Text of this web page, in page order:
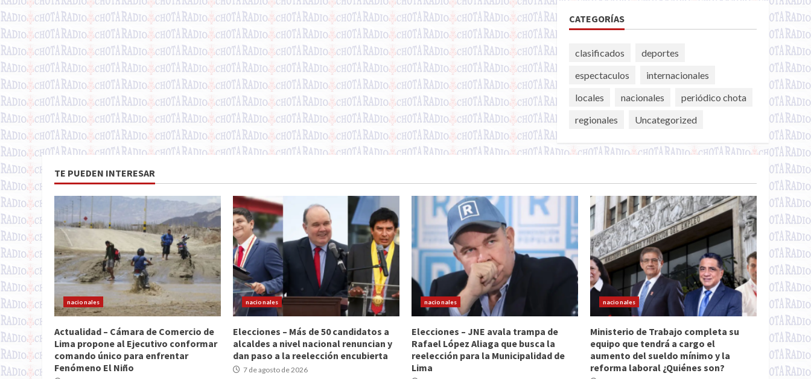
CATEGORÍAS
clasificados
deportes
espectaculos
internacionales
locales
nacionales
periódico chota
regionales
Uncategorized
TE PUEDEN INTERESAR
nacionales
Actualidad – Cámara de Comercio de
Lima propone al Ejecutivo conformar
comando único para enfrentar
Fenómeno El Niño
nacionales
Elecciones – Más de 50 candidatos a
alcaldes a nivel nacional renuncian y
dan paso a la reelección encubierta
7 de agosto de 2026
nacionales
Elecciones – JNE avala trampa de
Rafael López Aliaga que busca la
reelección para la Municipalidad de
Lima
nacionales
Ministerio de Trabajo completa su
equipo que tendrá a cargo el
aumento del sueldo mínimo y la
reforma laboral ¿Quiénes son?